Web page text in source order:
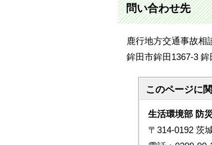
問い合わせ先
鹿行地方交通事故相
鉾田市鉾田1367-3
このページに
生活環境部 防
〒314-0192 茨